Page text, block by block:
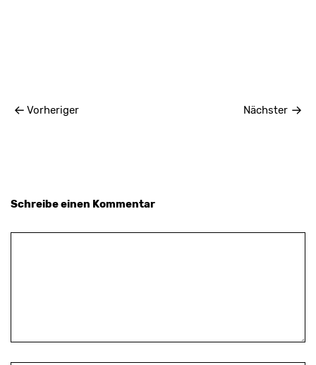
Vorheriger Nächster
Schreibe einen Kommentar